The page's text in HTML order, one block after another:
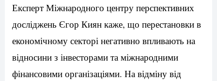
Експерт Міжнародного центру перспективних
досліджень Єгор Киян каже, що перестановки в
економічному секторі негативно впливають на
відносини з інвесторами та міжнародними
фінансовими організаціями. На відміну від